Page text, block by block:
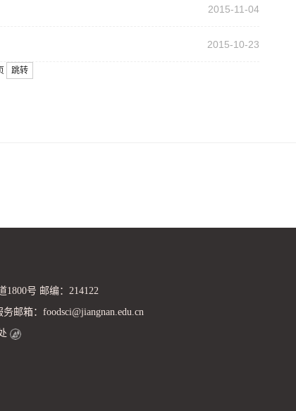
2015-11-04
2015-10-23
跳转
1800号 邮编：214122
邮箱：foodsci@jiangnan.edu.cn